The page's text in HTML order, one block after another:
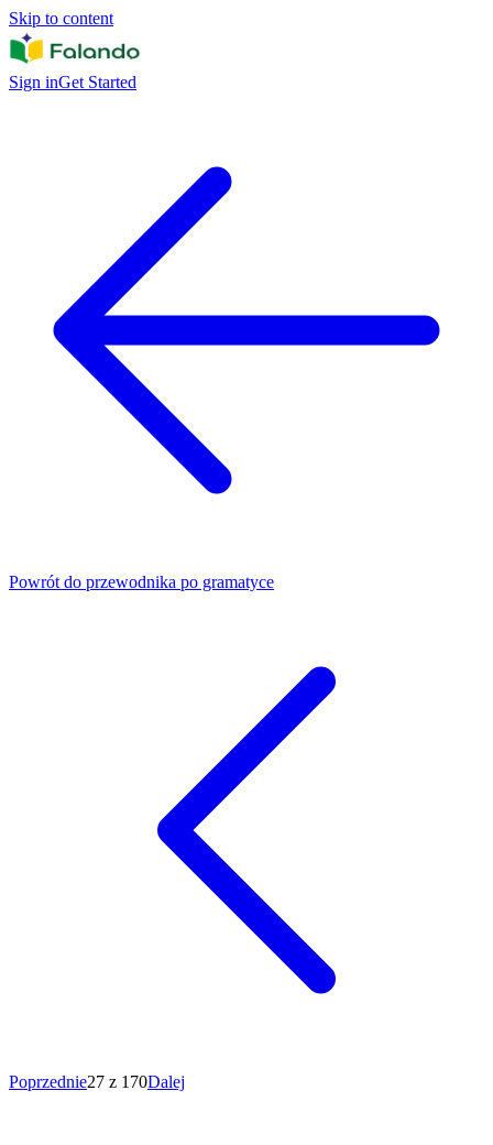
Skip to content
Sign inGet Started
Powrót do przewodnika po gramatyce
Poprzednie27 z 170Dalej